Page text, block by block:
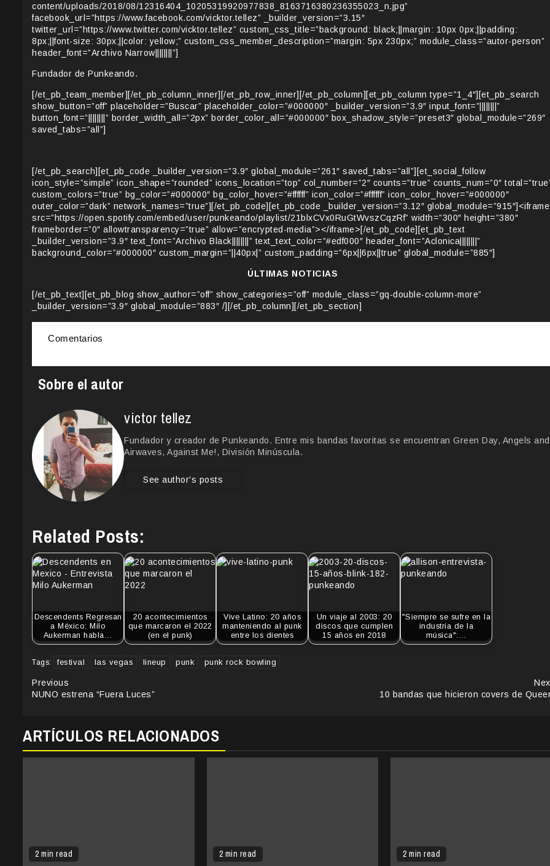
content/uploads/2018/08/12316404_10205319920977838_8163716380236355023_n.jpg”
facebook_url=”https://www.facebook.com/vicktor.tellez” _builder_version=”3.15″
twitter_url=”https://www.twitter.com/vicktor.tellez” custom_css_title=”background: black;||margin: 10px 0px;||padding:
8px;||font-size: 30px;||color: yellow;” custom_css_member_description=”margin: 5px 230px;” module_class=”autor-person”
header_font=”Archivo Narrow||||||||”]
Fundador de Punkeando.
[/et_pb_team_member][/et_pb_column_inner][/et_pb_row_inner][/et_pb_column][et_pb_column type=”1_4″][et_pb_search
show_button=”off” placeholder=”Buscar” placeholder_color=”#000000″ _builder_version=”3.9″ input_font=”||||||||”
button_font=”||||||||” border_width_all=”2px” border_color_all=”#000000″ box_shadow_style=”preset3″ global_module=”269″
saved_tabs=”all”]
[/et_pb_search][et_pb_code _builder_version=”3.9″ global_module=”261″ saved_tabs=”all”][et_social_follow
icon_style=”simple” icon_shape=”rounded” icons_location=”top” col_number=”2″ counts=”true” counts_num=”0″
custom_colors=”true” bg_color=”#000000″ bg_color_hover=”#ffffff” icon_color=”#ffffff” icon_color_hover=”#000000″
outer_color=”dark” network_names=”true”][/et_pb_code][et_pb_code _builder_version=”3.12″ global_module=”915″]<iframe
src=”https://open.spotify.com/embed/user/punkeando/playlist/21blxCVx0RuGtWvszCqzRf” width=”300″ height=”380″
frameborder=”0″ allowtransparency=”true” allow=”encrypted-media”></iframe>[/et_pb_code][et_pb_text
_builder_version=”3.9″ text_font=”Archivo Black||||||||” text_text_color=”#edf000″ header_font=”Aclonica||||||||”
background_color=”#000000″ custom_margin=”||40px|” custom_padding=”6px||6px||true” global_module=”885″]
ÚLTIMAS NOTICIAS
[/et_pb_text][et_pb_blog show_author=”off” show_categories=”off” module_class=”gq-double-column-more”
_builder_version=”3.9″ global_module=”883″ /][/et_pb_column][/et_pb_section]
Comentarios
Sobre el autor
victor tellez
Fundador y creador de Punkeando. Entre mis bandas favoritas se encuentran Green Day, Angels and
Airwaves, Against Me!, División Minúscula.
See author's posts
Related Posts:
Descendents Regresan
a México: Milo
Aukerman habla…
20 acontecimientos
que marcaron el 2022
(en el punk)
Vive Latino: 20 años
manteniendo al punk
entre los dientes
Un viaje al 2003: 20
discos que cumplen
15 años en 2018
"Siempre se sufre en la
industria de la
música":…
Tags: festival las vegas lineup punk punk rock bowling
Continue
Previous
NUNO estrena “Fuera Luces”
10 bandas que hicieron covers de
ARTÍCULOS RELACIONADOS
2 min read 2 min read 2 min read